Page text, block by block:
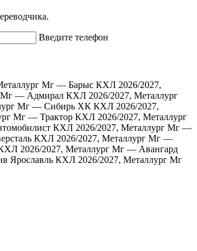
Введите телефон
Мг — Барыс КХЛ 2026/2027,
Мг — Адмирал КХЛ 2026/2027, Металлург
Мг — Сибирь ХК КХЛ 2026/2027,
Мг — Трактор КХЛ 2026/2027, Металлург
КХЛ 2026/2027, Металлург Мг —
КХЛ 2026/2027, Металлург Мг —
2026/2027, Металлург Мг — Авангард
Ярославль КХЛ 2026/2027, Металлург Мг